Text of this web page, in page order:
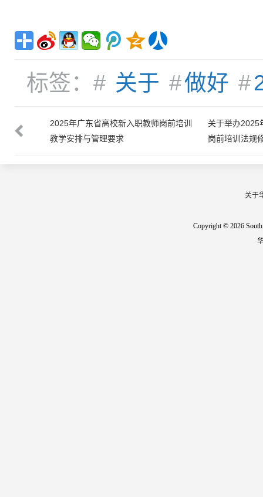
标签：# 关于 #做好 #
职教师
2025年广东省高校新入职教师岗前培训
教学安排与管理要求
关于举办2025
岗前培训法规
关于
Copyright © 2026